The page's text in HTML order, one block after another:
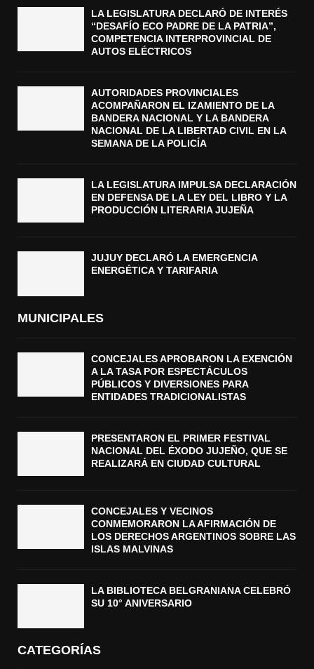
LA LEGISLATURA DECLARÓ DE INTERÉS
“DESAFÍO ECO PADRE DE LA PATRIA”,
COMPETENCIA INTERPROVINCIAL DE
AUTOS ELÉCTRICOS
AUTORIDADES PROVINCIALES
ACOMPAÑARON EL IZAMIENTO DE LA
BANDERA NACIONAL Y LA BANDERA
NACIONAL DE LA LIBERTAD CIVIL EN LA
SEMANA DE LA POLICÍA
LA LEGISLATURA IMPULSA DECLARACIÓN
EN DEFENSA DE LA LEY DEL LIBRO Y LA
PRODUCCIÓN LITERARIA JUJEÑA
JUJUY DECLARÓ LA EMERGENCIA
ENERGÉTICA Y TARIFARIA
MUNICIPALES
CONCEJALES APROBARON LA EXENCIÓN
A LA TASA POR ESPECTÁCULOS
PÚBLICOS Y DIVERSIONES PARA
ENTIDADES TRADICIONALISTAS
PRESENTARON EL PRIMER FESTIVAL
NACIONAL DEL ÉXODO JUJEÑO, QUE SE
REALIZARÁ EN CIUDAD CULTURAL
CONCEJALES Y VECINOS
CONMEMORARON LA AFIRMACIÓN DE
LOS DERECHOS ARGENTINOS SOBRE LAS
ISLAS MALVINAS
LA BIBLIOTECA BELGRANIANA CELEBRÓ
SU 10° ANIVERSARIO
CATEGORÍAS